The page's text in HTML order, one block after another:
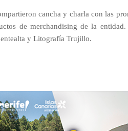
cancha y charla con las
de merchandising de la
y Litografía Trujillo.